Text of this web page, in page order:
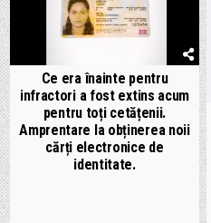
Ce era înainte pentru
infractori a fost extins acum
pentru toți cetățenii.
Amprentare la obținerea noii
cărți electronice de
identitate.